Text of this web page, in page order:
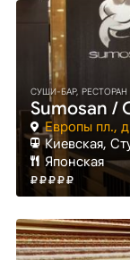
СУШИ-БАР, РЕСТОРАН
Sumosan /
Европы пл.,
Киевская,
Японская